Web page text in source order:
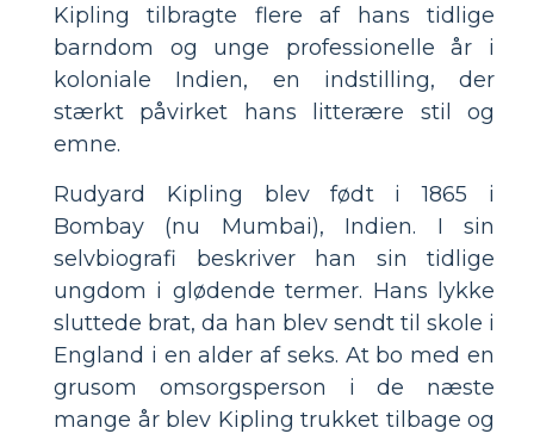
Kipling tilbragte flere af hans tidlige
barndom og unge professionelle år i
koloniale Indien, en indstilling, der
stærkt påvirket hans litterære stil og
emne.
Rudyard Kipling blev født i 1865 i
Bombay (nu Mumbai), Indien. I sin
selvbiografi beskriver han sin tidlige
ungdom i glødende termer. Hans lykke
sluttede brat, da han blev sendt til skole i
England i en alder af seks. At bo med en
grusom omsorgsperson i de næste
mange år blev Kipling trukket tilbage og